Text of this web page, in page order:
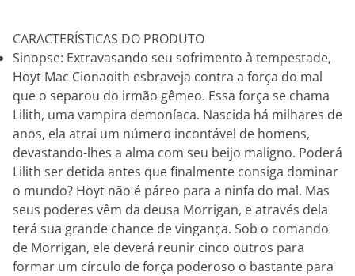
CARACTERÍSTICAS DO PRODUTO
Sinopse: Extravasando seu sofrimento à tempestade,
Hoyt Mac Cionaoith esbraveja contra a força do mal
que o separou do irmão gêmeo. Essa força se chama
Lilith, uma vampira demoníaca. Nascida há milhares de
anos, ela atrai um número incontável de homens,
devastando-lhes a alma com seu beijo maligno. Poderá
Lilith ser detida antes que finalmente consiga dominar
o mundo? Hoyt não é páreo para a ninfa do mal. Mas
seus poderes vêm da deusa Morrigan, e através dela
terá sua grande chance de vingança. Sob o comando
de Morrigan, ele deverá reunir cinco outros para
formar um círculo de força poderoso o bastante para